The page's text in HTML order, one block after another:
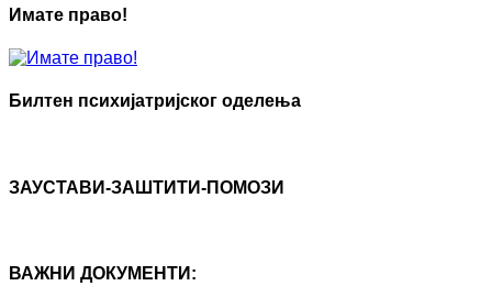
Имате право!
Билтен психијатријског оделења
ЗАУСТАВИ-ЗАШТИТИ-ПОМОЗИ
ВАЖНИ ДОКУМЕНТИ: